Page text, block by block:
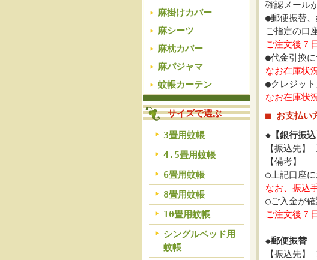
麻掛けカバー
麻シーツ
麻枕カバー
麻パジャマ
蚊帳カーテン
サイズで選ぶ
3畳用蚊帳
4.5畳用蚊帳
6畳用蚊帳
8畳用蚊帳
10畳用蚊帳
シングルベッド用
蚊帳
確認メール
●郵便振替
ご指定の口
ご注文後７
●代金引換
なお在庫状
●クレジッ
なお在庫状
■ お支払い
◆【銀行振込
【振込先
【備考】
○上記口座に
なお、振込
○ご入金が
ご注文後７
◆郵便振替
【振込先